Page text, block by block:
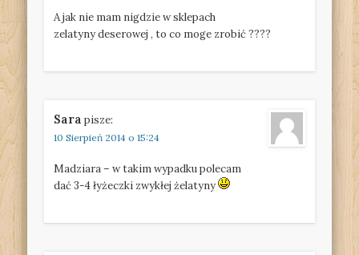
A jak nie mam nigdzie w sklepach
zelatyny deserowej , to co moge zrobić ????
Sara pisze:
10 Sierpień 2014 o 15:24
Madziara – w takim wypadku polecam
dać 3-4 łyżeczki zwykłej żelatyny